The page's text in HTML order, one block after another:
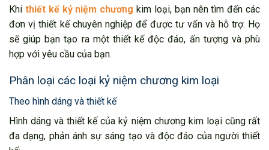
Khi thiết kế kỷ niệm chương kim loại, bạn nên tìm đến các
đơn vị thiết kế chuyên nghiệp để được tư vấn và hỗ trợ. Họ
sẽ giúp bạn tạo ra một thiết kế độc đáo, ấn tượng và phù
hợp với yêu cầu của bạn.
Phân loại các loại kỷ niệm chương kim loại
Theo hình dáng và thiết kế
Hình dáng và thiết kế của kỷ niệm chương kim loại cũng rất
đa dạng, phản ánh sự sáng tạo và độc đáo của người thiết